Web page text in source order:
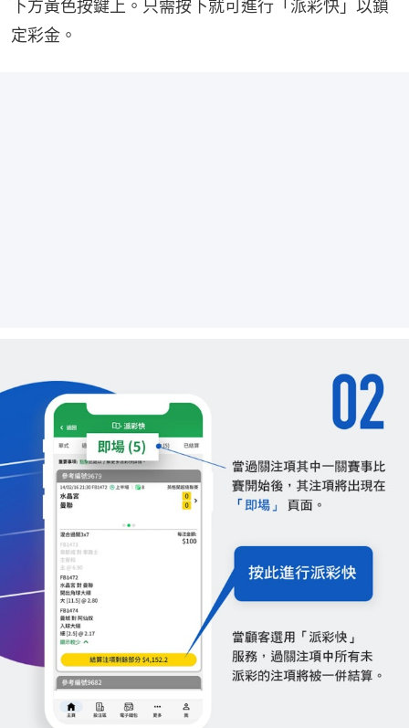
下方黃色按鍵上。只需按下就可進行「派彩快」以鎖
定彩金。